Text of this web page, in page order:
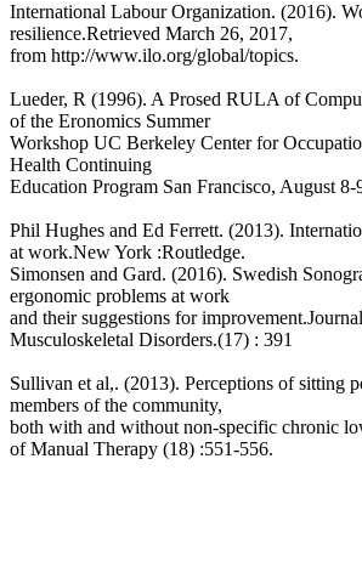
International Labour Organization. (2016).
resilience.Retrieved March 26, 2017,
from http://www.ilo.org/global/topics.
Lueder, R (1996). A Prosed RULA of
of the Eronomics Summer
Workshop UC Berkeley Center for
Health Continuing
Education Program San Francisco, August 8-
Phil Hughes and Ed Ferrett. (2013).
at work.New York :Routledge.
Simonsen and Gard. (2016). Swedish
ergonomic problems at work
and their suggestions for
Musculoskeletal Disorders.(17) : 391
Sullivan et al,. (2013). Perceptions of sitting
members of the community,
both with and without non-specific chronic
of Manual Therapy (18) :551-556.